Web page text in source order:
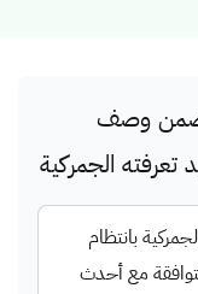
وصف
الجمركية
بانتظام
مع أحدث